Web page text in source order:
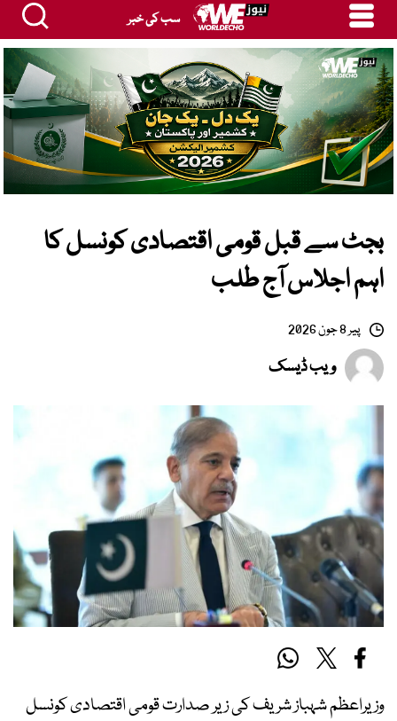
سب کی خبر
بجٹ سے قبل قومی اقتصادی کونسل کا
اہم اجلاس آج طلب
پیر 8 جون 2026
ویب ڈیسک
وزیراعظم شہباز شریف کی زیر صدارت قومی اقتصادی کونسل